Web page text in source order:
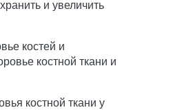
и увеличить
костей и
костной ткани и
костной ткани у